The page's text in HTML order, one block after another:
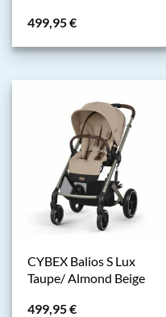
499,95€
CYBEX Balios S Lux
Taupe/ Almond Beige
499,95€